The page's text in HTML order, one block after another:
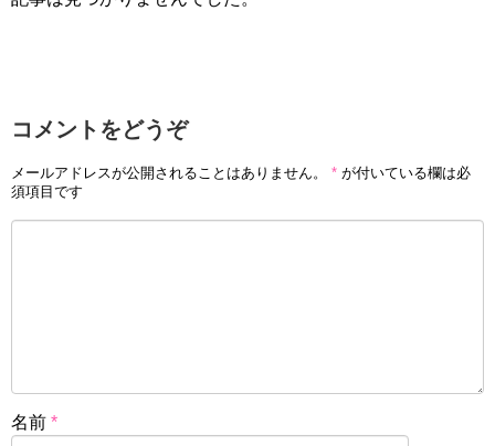
コメントをどうぞ
メールアドレスが公開されることはありません。 * が付いている欄は必
須項目です
名前 *